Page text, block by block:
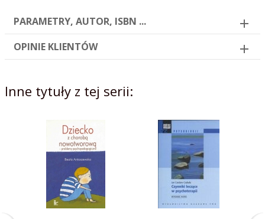
PARAMETRY, AUTOR, ISBN ...
OPINIE KLIENTÓW
Inne tytuły z tej serii: